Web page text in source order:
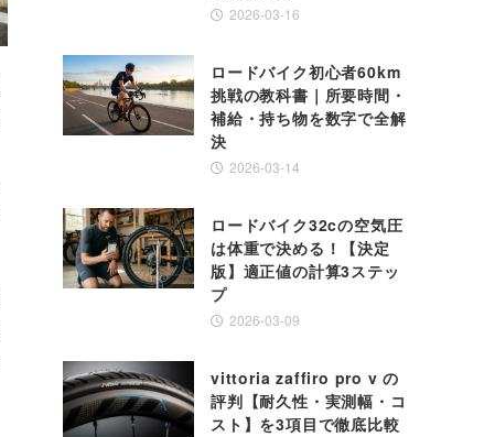
2026-03-16
ロードバイク初心者60km
挑戦の教科書｜所要時間・
補給・持ち物を数字で全解
決
2026-03-14
ロードバイク32cの空気圧
は体重で決める！【決定
版】適正値の計算3ステッ
プ
2026-03-09
vittoria zaffiro pro v の
評判【耐久性・実測幅・コ
スト】を3項目で徹底比較